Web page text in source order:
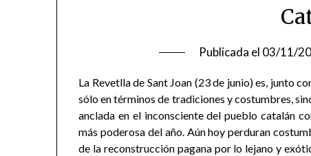
Publicada el 03/11/
La Revetlla de Sant Joan (23 de junio) es, junto
sólo en términos de tradiciones y costumbres,
anclada en el inconsciente del pueblo catalán
más poderosa del año. Aún hoy perduran
de la reconstrucción pagana por lo lejano y